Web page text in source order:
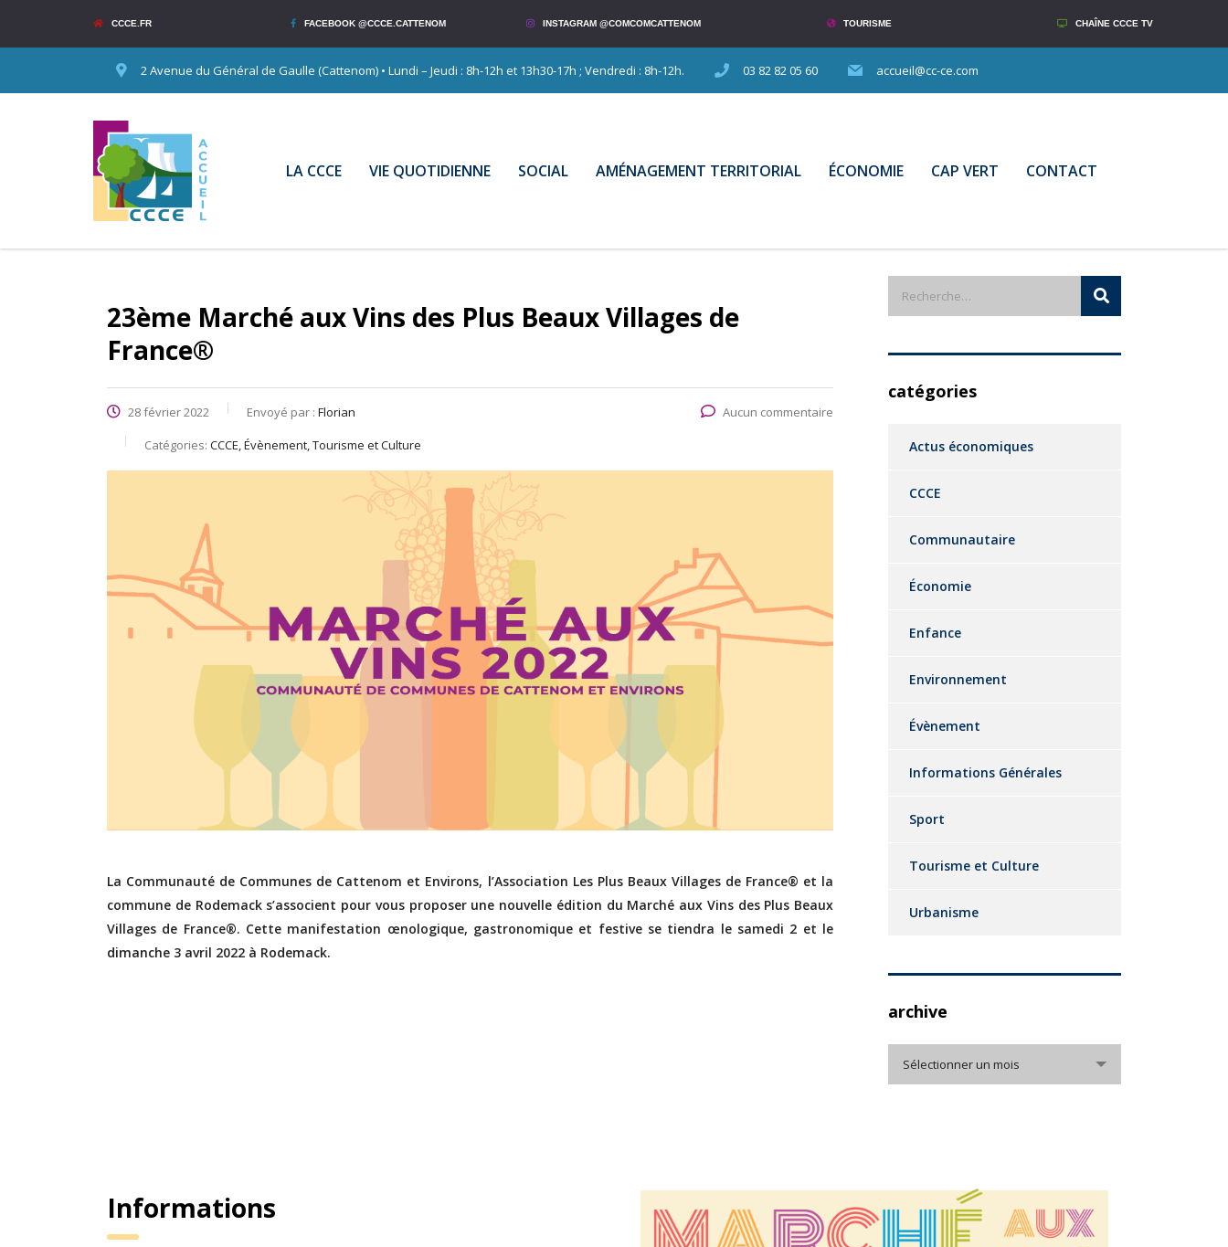
CCCE.FR FACEBOOK @CCCE.CATTENOM INSTAGRAM @COMCOMCATTENOM TOURISME CHAÎNE CCCE TV
2 Avenue du Général de Gaulle (Cattenom) • Lundi – Jeudi : 8h-12h et 13h30-17h ; Vendredi : 8h-12h. 03 82 82 05 60 accueil@cc-ce.com
LA CCCE VIE QUOTIDIENNE SOCIAL AMÉNAGEMENT TERRITORIAL ÉCONOMIE CAP VERT CONTACT
23ème Marché aux Vins des Plus Beaux Villages de
France®
28 février 2022 Envoyé par : Florian
Catégories: CCCE, Évènement, Tourisme et Culture
Aucun commentaire
La Communauté de Communes de Cattenom et Environs, l’Association Les Plus Beaux Villages de France® et la
commune de Rodemack s’associent pour vous proposer une nouvelle édition du Marché aux Vins des Plus Beaux
Villages de France®. Cette manifestation œnologique, gastronomique et festive se tiendra le samedi 2 et le
dimanche 3 avril 2022 à Rodemack.
catégories
Actus économiques
CCCE
Communautaire
Économie
Enfance
Environnement
Évènement
Informations Générales
Sport
Tourisme et Culture
Urbanisme
archive
Sélectionner un mois
Informations